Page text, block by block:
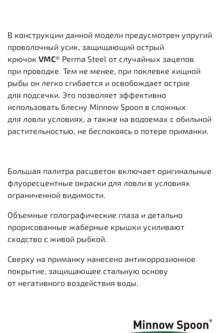
В конструкции данной модели предусмотрен упругий
проволочный усик, защищающий острый
крючок VMC® Perma Steel от случайных зацепов
при проводке. Тем не менее, при поклевке хищной
рыбы он легко сгибается и освобождает острие
для подсечки. Это позволяет эффективно
использовать блесну Minnow Spoon в сложных
для ловли условиях, а также на водоемах с обильной
растительностью, не беспокоясь о потере приманки.
Большая палитра расцветок включает оригинальные
флуоресцентные окраски для ловли в условиях
ограниченной видимости.
Объемные голографические глаза и детально
прорисованные жаберные крышки усиливают
сходство с живой рыбкой.
Сверху на приманку нанесено антикоррозионное
покрытие, защищающее стальную основу
от негативного воздействия воды.